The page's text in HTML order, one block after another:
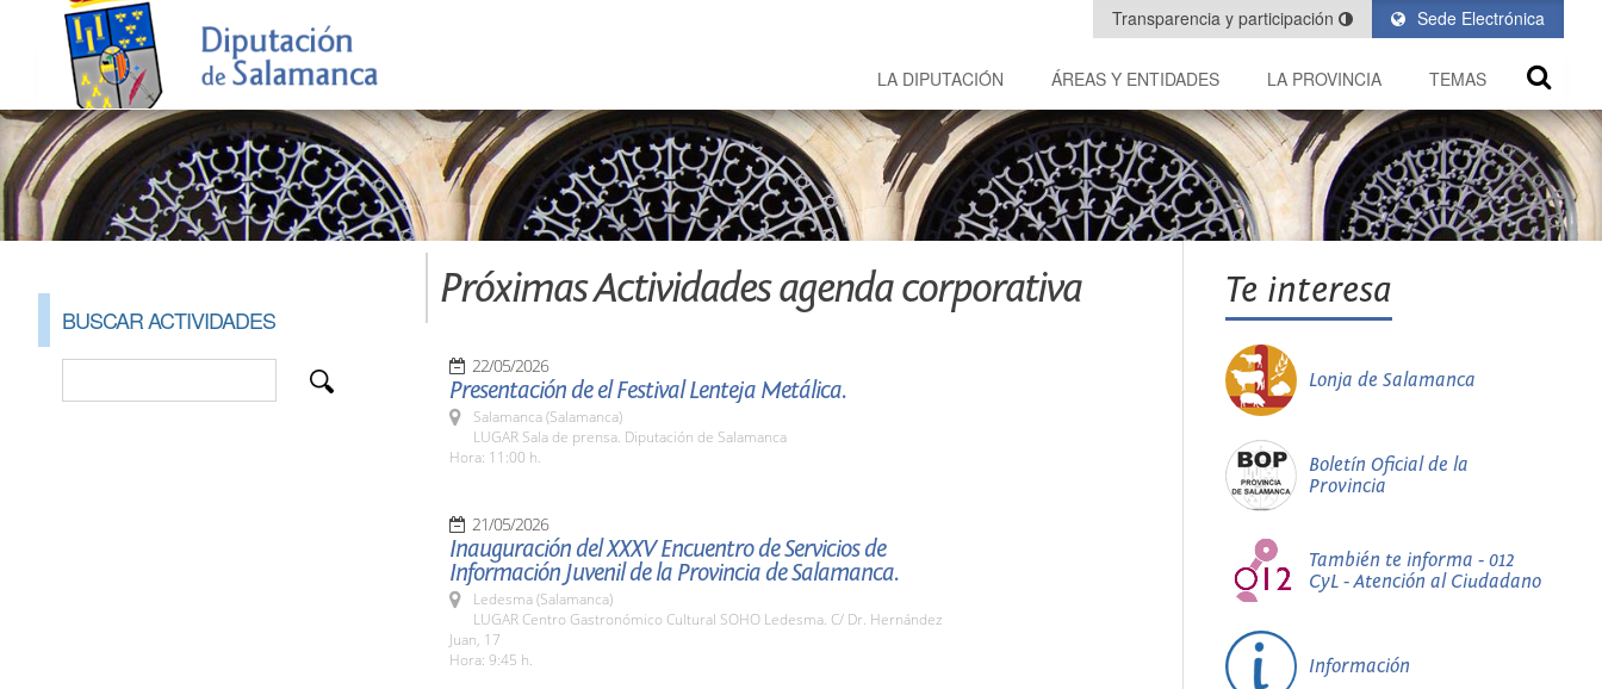
Sede Electrónica
Transparencia y participación
LA DIPUTACIÓN ÁREAS Y ENTIDADES LA PROVINCIA TEMAS
BUSCAR ACTIVIDADES
Próximas Actividades agenda corporativa
22/05/2026
Presentación de el Festival Lenteja Metálica.
Salamanca (Salamanca)
LUGAR Sala de prensa. Diputación de Salamanca
Hora: 11:00 h.
21/05/2026
Inauguración del XXXV Encuentro de Servicios de
Información Juvenil de la Provincia de Salamanca.
Ledesma (Salamanca)
LUGAR Centro Gastronómico Cultural SOHO Ledesma. C/ Dr. Hernández
Juan, 17
Hora: 9:45 h.
Te interesa
Lonja de Salamanca
Boletín Oficial de la
Provincia
También te informa - 012
CyL - Atención al Ciudadano
Información